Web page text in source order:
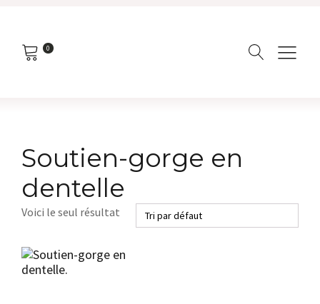
0
Soutien-gorge en
dentelle
Voici le seul résultat
Ce
produit